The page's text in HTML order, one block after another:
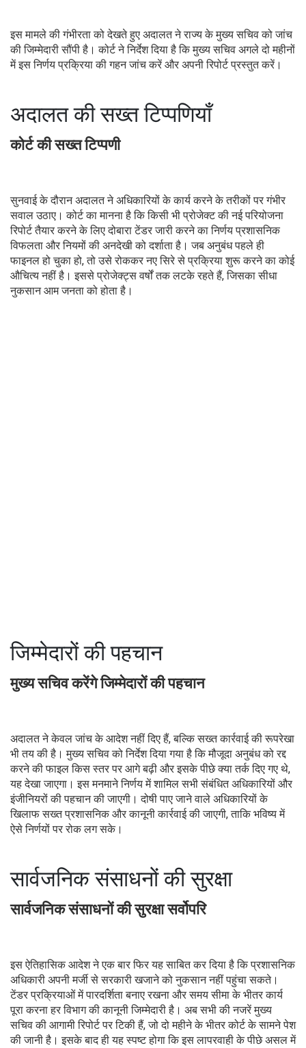
इस मामले की गंभीरता को देखते हुए अदालत ने राज्य के मुख्य सचिव को जांच
की जिम्मेदारी सौंपी है। कोर्ट ने निर्देश दिया है कि मुख्य सचिव अगले दो महीनों
में इस निर्णय प्रक्रिया की गहन जांच करें और अपनी रिपोर्ट प्रस्तुत करें।
अदालत की सख्त टिप्पणियाँ
कोर्ट की सख्त टिप्पणी
सुनवाई के दौरान अदालत ने अधिकारियों के कार्य करने के तरीकों पर गंभीर
सवाल उठाए। कोर्ट का मानना है कि किसी भी प्रोजेक्ट की नई परियोजना
रिपोर्ट तैयार करने के लिए दोबारा टेंडर जारी करने का निर्णय प्रशासनिक
विफलता और नियमों की अनदेखी को दर्शाता है। जब अनुबंध पहले ही
फाइनल हो चुका हो, तो उसे रोककर नए सिरे से प्रक्रिया शुरू करने का कोई
औचित्य नहीं है। इससे प्रोजेक्ट्स वर्षों तक लटके रहते हैं, जिसका सीधा
नुकसान आम जनता को होता है।
जिम्मेदारों की पहचान
मुख्य सचिव करेंगे जिम्मेदारों की पहचान
अदालत ने केवल जांच के आदेश नहीं दिए हैं, बल्कि सख्त कार्रवाई की रूपरेखा
भी तय की है। मुख्य सचिव को निर्देश दिया गया है कि मौजूदा अनुबंध को रद्द
करने की फाइल किस स्तर पर आगे बढ़ी और इसके पीछे क्या तर्क दिए गए थे,
यह देखा जाएगा। इस मनमाने निर्णय में शामिल सभी संबंधित अधिकारियों और
इंजीनियरों की पहचान की जाएगी। दोषी पाए जाने वाले अधिकारियों के
खिलाफ सख्त प्रशासनिक और कानूनी कार्रवाई की जाएगी, ताकि भविष्य में
ऐसे निर्णयों पर रोक लग सके।
सार्वजनिक संसाधनों की सुरक्षा
सार्वजनिक संसाधनों की सुरक्षा सर्वोपरि
इस ऐतिहासिक आदेश ने एक बार फिर यह साबित कर दिया है कि प्रशासनिक
अधिकारी अपनी मर्जी से सरकारी खजाने को नुकसान नहीं पहुंचा सकते।
टेंडर प्रक्रियाओं में पारदर्शिता बनाए रखना और समय सीमा के भीतर कार्य
पूरा करना हर विभाग की कानूनी जिम्मेदारी है। अब सभी की नजरें मुख्य
सचिव की आगामी रिपोर्ट पर टिकी हैं, जो दो महीने के भीतर कोर्ट के सामने पेश
की जानी है। इसके बाद ही यह स्पष्ट होगा कि इस लापरवाही के पीछे असल में